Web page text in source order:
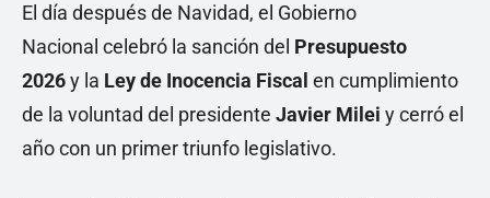
El día después de Navidad, el Gobierno
Nacional celebró la sanción del Presupuesto
2026y la Ley de Inocencia Fiscal en cumplimiento
de la voluntad del presidente Javier Milei y cerró el
año con un primer triunfo legislativo.